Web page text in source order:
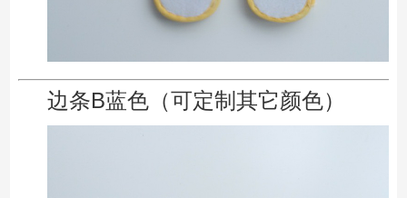
边条B蓝色（可定制其它颜色）